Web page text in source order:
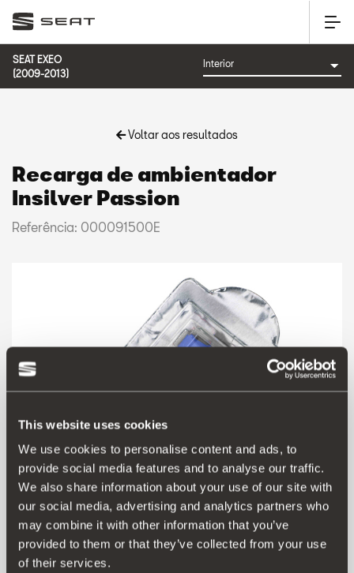
This website uses cookies
We use cookies to personalise content and ads, to
provide social media features and to analyse our traffic.
We also share information about your use of our site with
our social media, advertising and analytics partners who
may combine it with other information that you’ve
provided to them or that they’ve collected from your use
of their services.
SEAT EXEO
(2009-2013)
Voltar aos resultados
Recarga de ambientador
Insilver Passion
Referência: 000091500E
Produto